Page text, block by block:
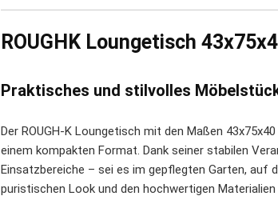
ROUGHK Loungetisch
Praktisches und stilvolles
Der ROUGH-K Loungetisch mit den Maßen
einem kompakten Format. Dank seiner stabilen
Einsatzbereiche – sei es im gepflegten Garten, auf
puristischen Look und den hochwertigen